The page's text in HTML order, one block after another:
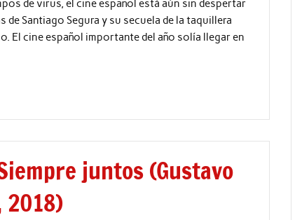
de virus, el cine español está aún sin despertar
de Santiago Segura y su secuela de la taquillera
El cine español importante del año solía llegar en
juntos (Gustavo
2018)